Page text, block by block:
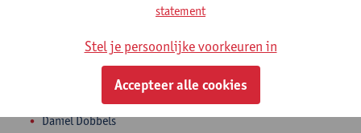
Peter Szendy
Hadrien Laroche
Sylvie Rollet
Daniel Dobbels
statement
Stel je persoonlijke voorkeuren in
Accepteer alle cookies